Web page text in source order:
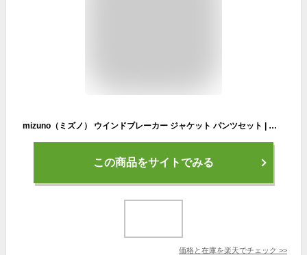
mizuno（ミズノ） ウインドブレーカー ジャケット パンツセット | 裏メッシュ 子供 ボーイズ ジュニア 130 140 150 160 ブラック ディープネイビー イエロー レッド かっこいい 子供服 小学生 学校 男子 男の子 スポーツ ブランド ボーイ 秋 春
この商品をサイトでみる
価格と在庫を楽天でチェック >>